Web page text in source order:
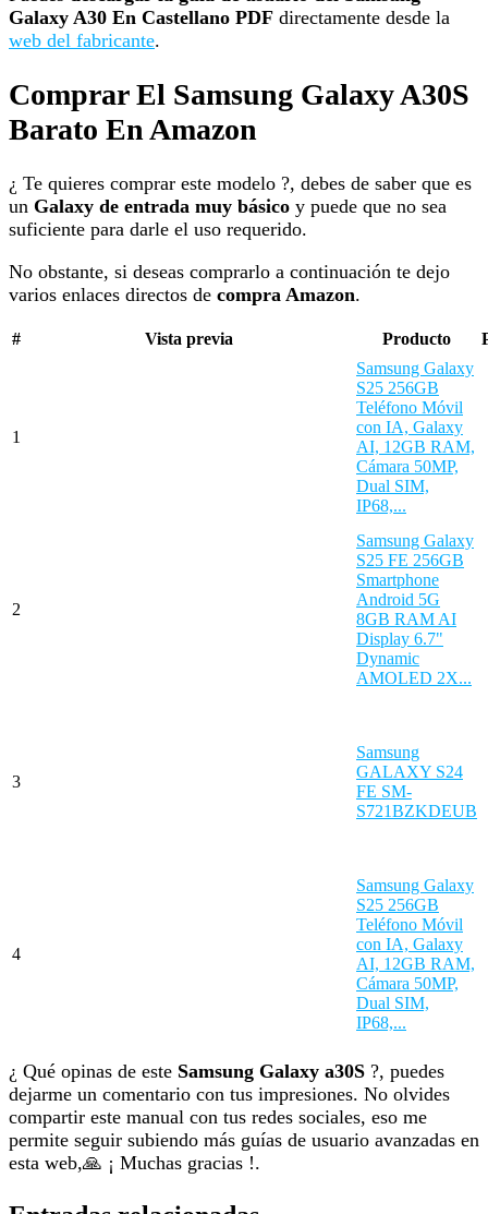
Galaxy A30 En Castellano PDF directamente desde la
web del fabricante.
Comprar El Samsung Galaxy A30S
Barato En Amazon
¿ Te quieres comprar este modelo ?, debes de saber que es
un Galaxy de entrada muy básico y puede que no sea
suficiente para darle el uso requerido.
No obstante, si deseas comprarlo a continuación te dejo
varios enlaces directos de compra Amazon.
# Vista previa Producto
1
Samsung Galaxy
S25 256GB
Teléfono Móvil
con IA, Galaxy
AI, 12GB RAM,
Cámara 50MP,
Dual SIM,
IP68,...
2
Samsung Galaxy
S25 FE 256GB
Smartphone
Android 5G
8GB RAM AI
Display 6.7"
Dynamic
AMOLED 2X...
3
Samsung
GALAXY S24
FE SM-
S721BZKDEUB
4
Samsung Galaxy
S25 256GB
Teléfono Móvil
con IA, Galaxy
AI, 12GB RAM,
Cámara 50MP,
Dual SIM,
IP68,...
¿ Qué opinas de este Samsung Galaxy a30S ?, puedes
dejarme un comentario con tus impresiones. No olvides
compartir este manual con tus redes sociales, eso me
permite seguir subiendo más guías de usuario avanzadas en
esta web,🙏 ¡ Muchas gracias !.